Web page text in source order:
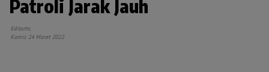
Patroli Jarak Jauh
Editorhs
Kamis 24 Maret 2022